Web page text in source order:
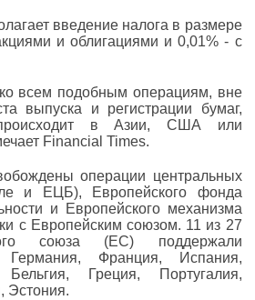
введение налога в размере
и облигациями и 0,01% - с
всем подобным операциям, вне
выпуска и регистрации бумаг,
в Азии, США или
Financial Times.
операции центральных
и ЕЦБ), Европейского фонда
и Европейского механизма
с Европейским союзом. 11 из 27
союза (ЕС) поддержали
Германия, Франция, Испания,
Греция, Португалия,
Эстония.